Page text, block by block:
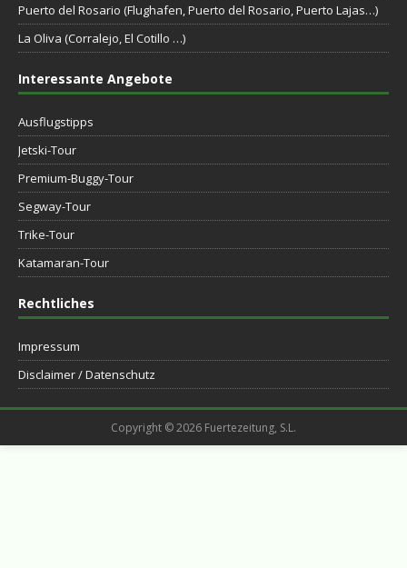
Puerto del Rosario (Flughafen, Puerto del Rosario, Puerto Lajas…)
La Oliva (Corralejo, El Cotillo …)
Interessante Angebote
Ausflugstipps
Jetski-Tour
Premium-Buggy-Tour
Segway-Tour
Trike-Tour
Katamaran-Tour
Rechtliches
Impressum
Disclaimer / Datenschutz
Copyright © 2026 Fuertezeitung, S.L.